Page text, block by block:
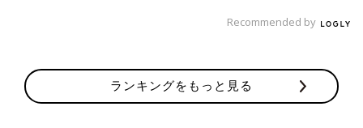
怖！エンドレス立ってゆらゆら
オレたちの育児はこれからだ…！31歳で婚活デ
ビューしたオタクマンガ家直子が、とうとうマ
Recommended by
ランキングをもっと見る